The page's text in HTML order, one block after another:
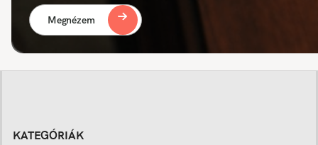
Megnézem
KATEGÓRIÁK